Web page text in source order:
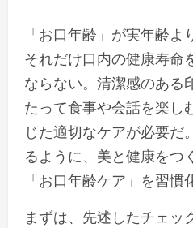
「お口年齢」が実年齢よ
それだけ口内の健康寿命
ならない。清潔感のある
たって食事や会話を楽し
じた適切なケアが必要だ
るように、美と健康をつ
「お口年齢ケア」を習慣
まずは、先述したチェッ